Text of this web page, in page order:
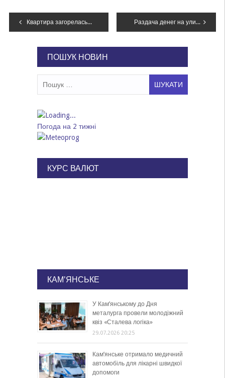
Навігація
Квартира загорелась, когда дети были одни дома: под Днепром горела многоэтажка Раздача денег на улице и продукты за голос на выборах: как в Днепре и области нарушают «день тишины»
ПОШУК НОВИН
Погода на 2 тижні
КУРС ВАЛЮТ
КАМ'ЯНСЬКЕ
У Кам’янському до Дня
металурга провели молодіжний
квіз «Сталева логіка»
29.07.2026 20:25
Кам’янське отримало медичний
автомобіль для лікарні швидкої
допомоги